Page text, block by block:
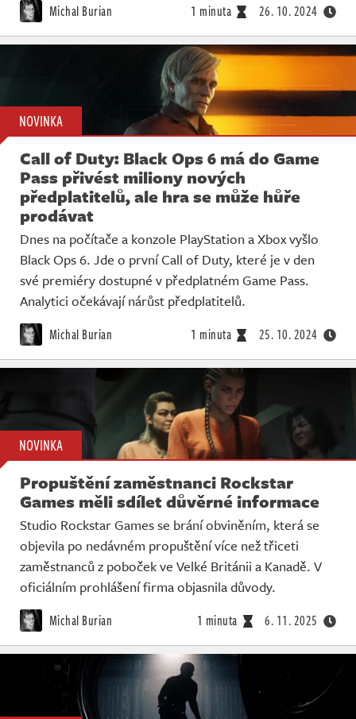
Michal Burian 1 minuta 26. 10. 2024
NOVINKA
Call of Duty: Black Ops 6 má do Game
Pass přivést miliony nových
předplatitelů, ale hra se může hůře
prodávat
Dnes na počítače a konzole PlayStation a Xbox vyšlo
Black Ops 6. Jde o první Call of Duty, které je v den
své premiéry dostupné v předplatném Game Pass.
Analytici očekávají nárůst předplatitelů.
Michal Burian 1 minuta 25. 10. 2024
NOVINKA
Propuštění zaměstnanci Rockstar
Games měli sdílet důvěrné informace
Studio Rockstar Games se brání obviněním, která se
objevila po nedávném propuštění více než třiceti
zaměstnanců z poboček ve Velké Británii a Kanadě. V
oficiálním prohlášení firma objasnila důvody.
Michal Burian 1 minuta 6. 11. 2025